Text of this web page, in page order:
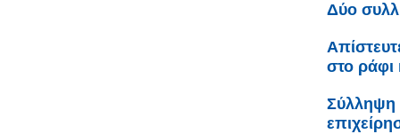
Δύο
στο ράφι
Σύλληψη